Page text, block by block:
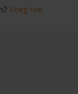
Voeg toe